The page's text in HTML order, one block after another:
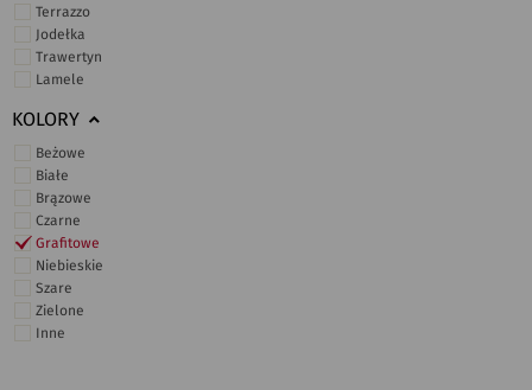
Terrazzo
Jodełka
Trawertyn
Lamele
KOLORY
Beżowe
Białe
Brązowe
Czarne
Grafitowe
Niebieskie
Szare
Zielone
Inne